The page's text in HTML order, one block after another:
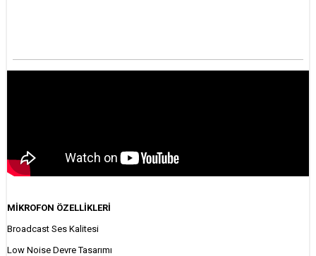
MİKROFON ÖZELLİKLERİ
Broadcast Ses Kalitesi
Low Noise Devre Tasarımı